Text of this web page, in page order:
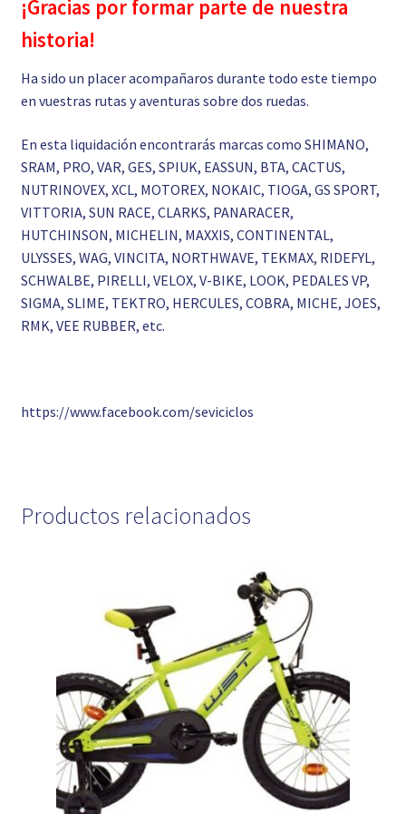
¡Gracias por formar parte de nuestra
historia!
Ha sido un placer acompañaros durante todo este tiempo
en vuestras rutas y aventuras sobre dos ruedas.
En esta liquidación encontrarás marcas como SHIMANO,
SRAM, PRO, VAR, GES, SPIUK, EASSUN, BTA, CACTUS,
NUTRINOVEX, XCL, MOTOREX, NOKAIC, TIOGA, GS SPORT,
VITTORIA, SUN RACE, CLARKS, PANARACER,
HUTCHINSON, MICHELIN, MAXXIS, CONTINENTAL,
ULYSSES, WAG, VINCITA, NORTHWAVE, TEKMAX, RIDEFYL,
SCHWALBE, PIRELLI, VELOX, V-BIKE, LOOK, PEDALES VP,
SIGMA, SLIME, TEKTRO, HERCULES, COBRA, MICHE, JOES,
RMK, VEE RUBBER, etc.
https://www.facebook.com/seviciclos
Productos relacionados